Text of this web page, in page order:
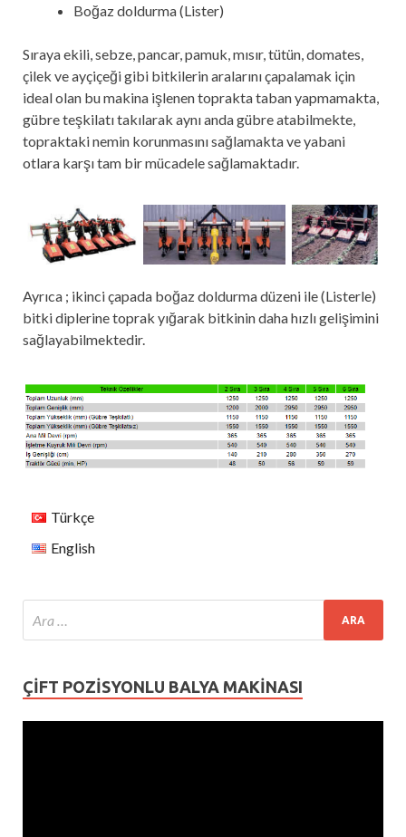
Boğaz doldurma (Lister)
Sıraya ekili, sebze, pancar, pamuk, mısır, tütün, domates,
çilek ve ayçiçeği gibi bitkilerin aralarını çapalamak için
ideal olan bu makina işlenen toprakta taban yapmamakta,
gübre teşkilatı takılarak aynı anda gübre atabilmekte,
topraktaki nemin korunmasını sağlamakta ve yabani
otlara karşı tam bir mücadele sağlamaktadır.
Ayrıca ; ikinci çapada boğaz doldurma düzeni ile (Listerle)
bitki diplerine toprak yığarak bitkinin daha hızlı gelişimini
sağlayabilmektedir.
Türkçe
English
ÇIFT POZISYONLU BALYA MAKINASI